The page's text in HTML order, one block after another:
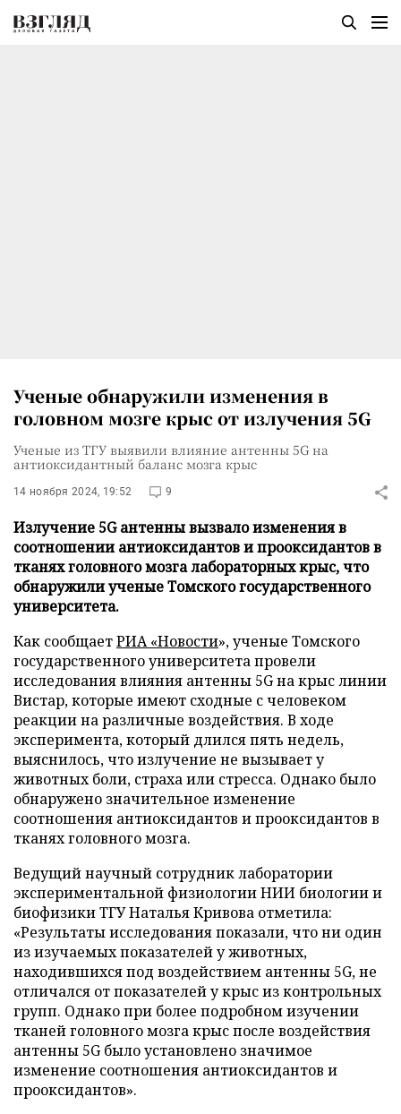
Ученые обнаружили изменения в
головном мозге крыс от излучения 5G
Ученые из ТГУ выявили влияние антенны 5G на
антиоксидантный баланс мозга крыс
14 ноября 2024, 19:52 9
Излучение 5G антенны вызвало изменения в
соотношении антиоксидантов и прооксидантов в
тканях головного мозга лабораторных крыс, что
обнаружили ученые Томского государственного
университета.
Как сообщаетРИА «Новости», ученые Томского
государственного университета провели
исследования влияния антенны 5G на крыс линии
Вистар, которые имеют сходные с человеком
реакции на различные воздействия. В ходе
эксперимента, который длился пять недель,
выяснилось, что излучение не вызывает у
животных боли, страха или стресса. Однако было
обнаружено значительное изменение
соотношения антиоксидантов и прооксидантов в
тканях головного мозга.
Ведущий научный сотрудник лаборатории
экспериментальной физиологии НИИ биологии и
биофизики ТГУ Наталья Кривова отметила:
«Результаты исследования показали, что ни один
из изучаемых показателей у животных,
находившихся под воздействием антенны 5G, не
отличался от показателей у крыс из контрольных
групп. Однако при более подробном изучении
тканей головного мозга крыс после воздействия
антенны 5G было установлено значимое
изменение соотношения антиоксидантов и
прооксидантов».